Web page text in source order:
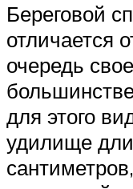
Береговой
отличается
очередь
для этого
удилище